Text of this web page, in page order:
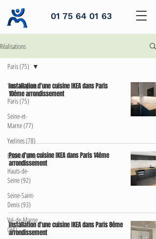
01 75 64 01 63
Réalisations
Tous les posts
Paris (75)
Seine-et-
Marne (77)
Yvelines (78)
Essonne (91)
Hauts-de-
Seine (92)
Seine-Saint-
Denis (93)
Val-de-Marne
(94)
Paris (75)
Installation d'une cuisine IKEA dans Paris
10éme arrondissement
Pose d'une cuisine IKEA dans Paris 14éme
arrondissement
Installation d'une cuisine IKEA dans Paris 8éme
arrondissement